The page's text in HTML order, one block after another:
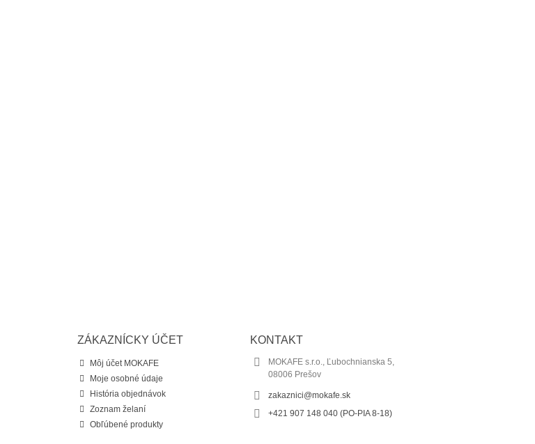
ZÁKAZNÍCKY ÚČET
Môj účet MOKAFE
Moje osobné údaje
História objednávok
Zoznam želaní
Obľúbené produkty
KONTAKT
MOKAFE s.r.o., Ľubochnianska 5,
08006 Prešov
zakaznici@mokafe.sk
‭+421 907 148 040‬ (PO-PIA 8-18)